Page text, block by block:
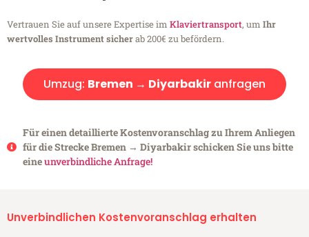
Vertrauen Sie auf unsere Expertise im Klaviertransport, um Ihr
wertvolles Instrument sicherab 200€ zu befördern.
Umzug: Bremen → Diyarbakir anfragen
Für einen detaillierte Kostenvoranschlag zu Ihrem Anliegen
für die Strecke Bremen → Diyarbakir schicken Sie uns bitte
eineunverbindliche Anfrage!
Unverbindlichen Kostenvoranschlag erhalten